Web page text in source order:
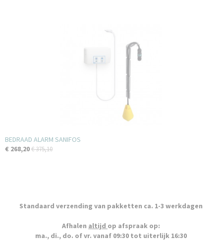
BEDRAAD ALARM SANIFOS
€ 268,20€ 375,10
Standaard verzending van pakketten ca. 1-3 werkdagen
Afhalen altijd op afspraak op:
ma., di., do. of vr. vanaf 09:30 tot uiterlijk 16:30